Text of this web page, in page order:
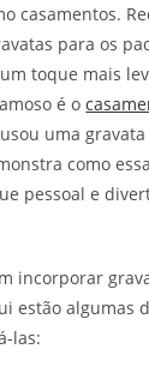
casamentos.
para os
toque mais
é o
uma
como
pessoal e
incorporar
estão algumas
las: